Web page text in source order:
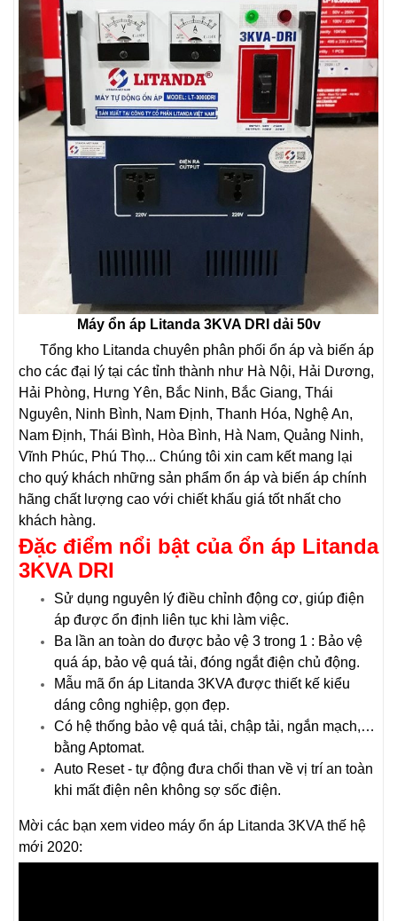
Máy ổn áp Litanda 3KVA DRI dải 50v
Tổng kho Litanda chuyên phân phối ổn áp và biến áp
cho các đại lý tại các tỉnh thành như Hà Nội, Hải Dương,
Hải Phòng, Hưng Yên, Bắc Ninh, Bắc Giang, Thái
Nguyên, Ninh Bình, Nam Định, Thanh Hóa, Nghệ An,
Nam Định, Thái Bình, Hòa Bình, Hà Nam, Quảng Ninh,
Vĩnh Phúc, Phú Thọ... Chúng tôi xin cam kết mang lại
cho quý khách những sản phẩm ổn áp và biến áp chính
hãng chất lượng cao với chiết khấu giá tốt nhất cho
khách hàng.
Đặc điểm nổi bật của ổn áp Litanda
3KVADRI
Sử dụng nguyên lý điều chỉnh động cơ, giúp điện
áp được ổn định liên tục khi làm việc.
Ba lần an toàn do được bảo vệ 3 trong 1 : Bảo vệ
quá áp, bảo vệ quá tải, đóng ngắt điện chủ động.
Mẫu mã ổn áp Litanda 3KVA được thiết kế kiểu
dáng công nghiệp, gọn đẹp.
Có hệ thống bảo vệ quá tải, chập tải, ngắn mạch,…
bằng Aptomat.
Auto Reset - tự động đưa chổi than về vị trí an toàn
khi mất điện nên không sợ sốc điện.
Mời các bạn xem video máy ổn áp Litanda 3KVA thế hệ
mới 2020: